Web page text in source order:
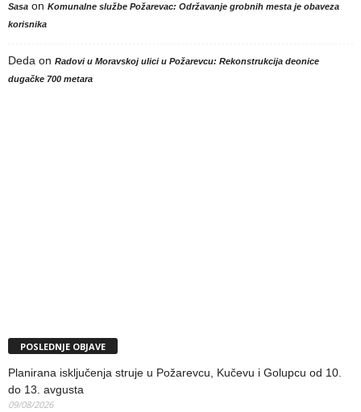
Sasa on Komunalne službe Požarevac: Održavanje grobnih mesta je obaveza
korisnika
Deda on Radovi u Moravskoj ulici u Požarevcu: Rekonstrukcija deonice
dugačke 700 metara
POSLEDNJE OBJAVE
Planirana isključenja struje u Požarevcu, Kučevu i Golupcu od 10.
do 13. avgusta
09/08/2026